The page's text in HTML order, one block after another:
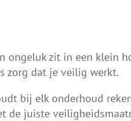
ongeluk zit in een klein
zorg dat je veilig werkt.
bij elk onderhoud
de juiste